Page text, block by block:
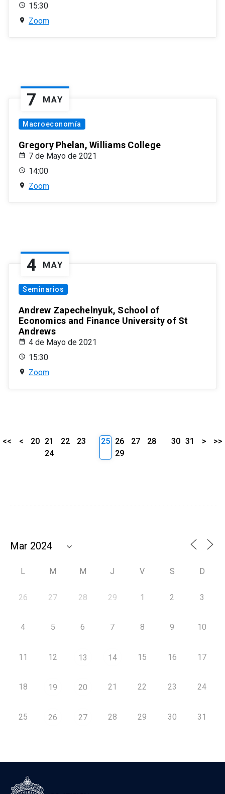
15:30
Zoom
7 MAY
Macroeconomía
Gregory Phelan, Williams College
7 de Mayo de 2021
14:00
Zoom
4 MAY
Seminarios
Andrew Zapechelnyuk, School of
Economics and Finance University of St
Andrews
4 de Mayo de 2021
15:30
Zoom
<< < 20 21 22
23
24
25 26 27
28
29
30 31 > >>
L M M J V S D
26 27 28 29 1 2 3
4 5 6 7 8 9 10
11 12 13 14 15 16 17
18 19 20 21 22 23 24
25 26 27 28 29 30 31